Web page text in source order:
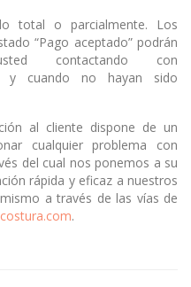
total o parcialmente. Los
“Pago aceptado” podrán
contactando con
y cuando no hayan sido
al cliente dispone de un
cualquier problema con
del cual nos ponemos a su
rápida y eficaz a nuestros
a través de las vías de
.